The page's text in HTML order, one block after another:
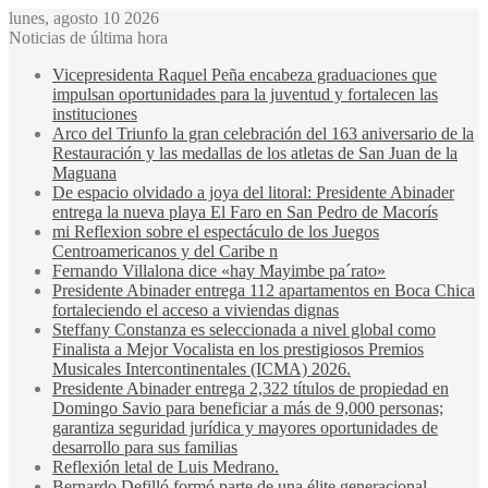
lunes, agosto 10 2026
Noticias de última hora
Vicepresidenta Raquel Peña encabeza graduaciones que
impulsan oportunidades para la juventud y fortalecen las
instituciones
Arco del Triunfo la gran celebración del 163 aniversario de la
Restauración y las medallas de los atletas de San Juan de la
Maguana
De espacio olvidado a joya del litoral: Presidente Abinader
entrega la nueva playa El Faro en San Pedro de Macorís
mi Reflexion sobre el espectáculo de los Juegos
Centroamericanos y del Caribe n
Fernando Villalona dice «hay Mayimbe pa´rato»
Presidente Abinader entrega 112 apartamentos en Boca Chica
fortaleciendo el acceso a viviendas dignas
Steffany Constanza es seleccionada a nivel global como
Finalista a Mejor Vocalista en los prestigiosos Premios
Musicales Intercontinentales (ICMA) 2026.
Presidente Abinader entrega 2,322 títulos de propiedad en
Domingo Savio para beneficiar a más de 9,000 personas;
garantiza seguridad jurídica y mayores oportunidades de
desarrollo para sus familias
Reflexión letal de Luis Medrano.